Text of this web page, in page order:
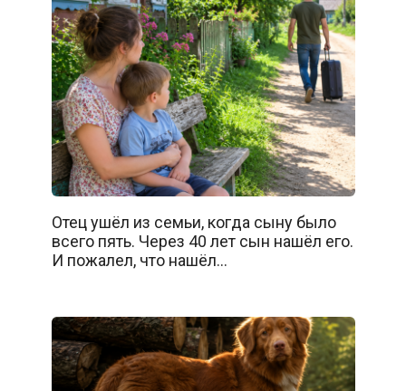
Отец ушёл из семьи, когда сыну было
всего пять. Через 40 лет сын нашёл его.
И пожалел, что нашёл…